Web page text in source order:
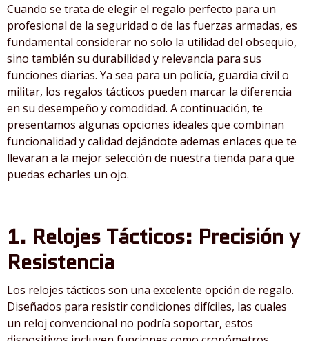
Cuando se trata de elegir el regalo perfecto para un
profesional de la seguridad o de las fuerzas armadas, es
fundamental considerar no solo la utilidad del obsequio,
sino también su durabilidad y relevancia para sus
funciones diarias. Ya sea para un policía, guardia civil o
militar, los regalos tácticos pueden marcar la diferencia
en su desempeño y comodidad. A continuación, te
presentamos algunas opciones ideales que combinan
funcionalidad y calidad dejándote ademas enlaces que te
llevaran a la mejor selección de nuestra tienda para que
puedas echarles un ojo.
1. Relojes Tácticos: Precisión y
Resistencia
Los relojes tácticos son una excelente opción de regalo.
Diseñados para resistir condiciones difíciles, las cuales
un reloj convencional no podría soportar, estos